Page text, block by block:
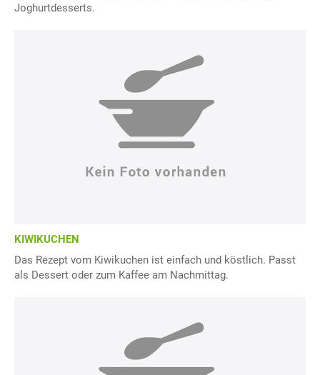
Joghurtdesserts.
KIWIKUCHEN
Das Rezept vom Kiwikuchen ist einfach und köstlich. Passt
als Dessert oder zum Kaffee am Nachmittag.